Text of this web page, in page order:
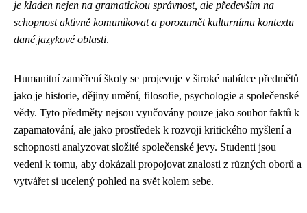
je kladen nejen na gramatickou správnost, ale především na
schopnost aktivně komunikovat a porozumět kulturnímu kontextu
dané jazykové oblasti.
Humanitní zaměření školy se projevuje v široké nabídce předmětů
jako je historie, dějiny umění, filosofie, psychologie a společenské
vědy. Tyto předměty nejsou vyučovány pouze jako soubor faktů k
zapamatování, ale jako prostředek k rozvoji kritického myšlení a
schopnosti analyzovat složité společenské jevy. Studenti jsou
vedeni k tomu, aby dokázali propojovat znalosti z různých oborů a
vytvářet si ucelený pohled na svět kolem sebe.